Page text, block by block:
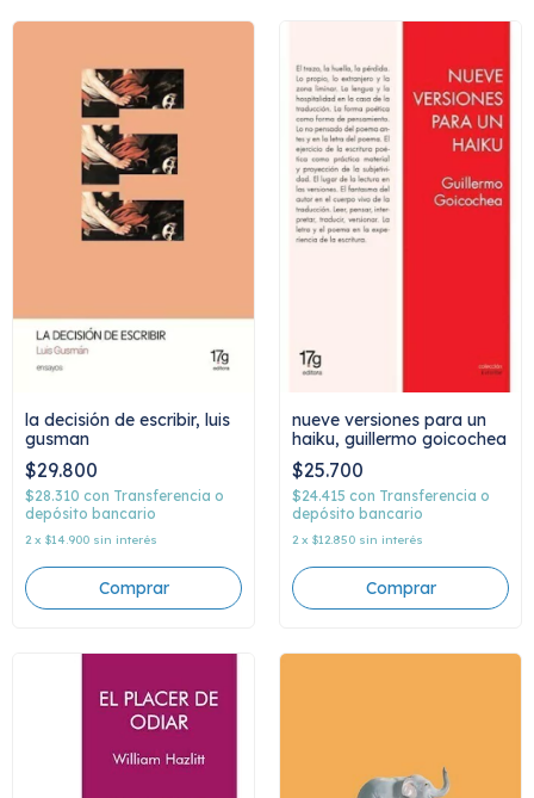
la decisión de escribir, luis
gusman
$29.800
$28.310 con Transferencia o
depósito bancario
2 x $14.900 sin interés
nueve versiones para un
haiku, guillermo goicochea
$25.700
$24.415 con Transferencia o
depósito bancario
2 x $12.850 sin interés